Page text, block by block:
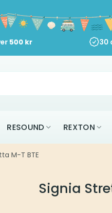
500 kr 30
RESOUND REXTON
M-T BTE
Signia